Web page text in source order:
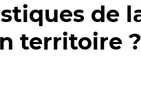
de
territoire ?